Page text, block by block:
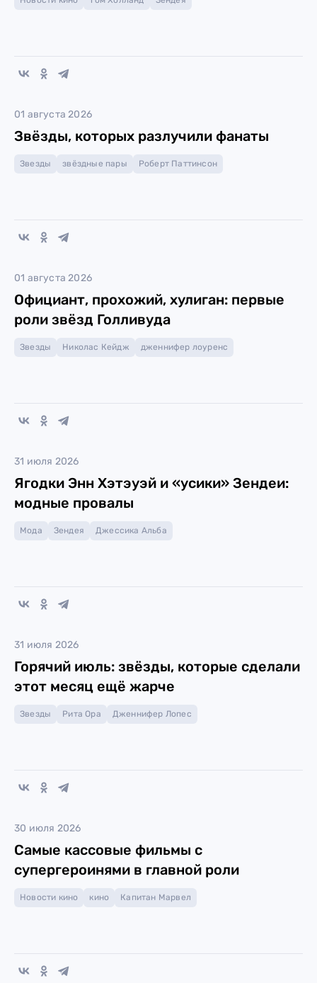
01 августа 2026
Звёзды, которых разлучили фанаты
Звезды звёздные пары Роберт Паттинсон
01 августа 2026
Официант, прохожий, хулиган: первые
роли звёзд Голливуда
Звезды Николас Кейдж дженнифер лоуренс
31 июля 2026
Ягодки Энн Хэтэуэй и «усики» Зендеи:
модные провалы
Мода Зендея Джессика Альба
31 июля 2026
Горячий июль: звёзды, которые сделали
этот месяц ещё жарче
Звезды Рита Ора Дженнифер Лопес
30 июля 2026
Самые кассовые фильмы с
супергероинями в главной роли
Новости кино кино Капитан Марвел